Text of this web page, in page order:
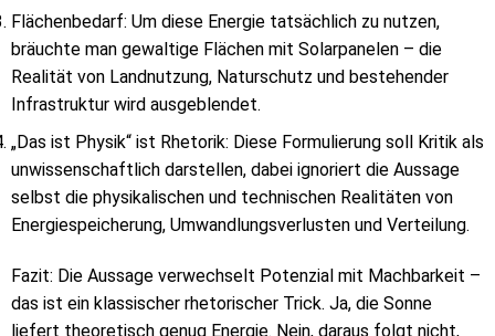
Flächenbedarf: Um diese Energie tatsächlich zu nutzen,
bräuchte man gewaltige Flächen mit Solarpanelen – die
Realität von Landnutzung, Naturschutz und bestehender
Infrastruktur wird ausgeblendet.
„Das ist Physik“ ist Rhetorik: Diese Formulierung soll Kritik als
unwissenschaftlich darstellen, dabei ignoriert die Aussage
selbst die physikalischen und technischen Realitäten von
Energiespeicherung, Umwandlungsverlusten und Verteilung.
Fazit: Die Aussage verwechselt Potenzial mit Machbarkeit –
das ist ein klassischer rhetorischer Trick. Ja, die Sonne
liefert theoretisch genug Energie. Nein, daraus folgt nicht,